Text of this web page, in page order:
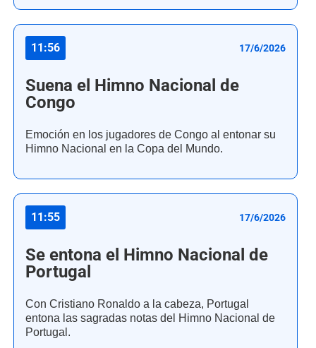
11:56 17/6/2026
Suena el Himno Nacional de
Congo
Emoción en los jugadores de Congo al entonar su
Himno Nacional en la Copa del Mundo.
11:55 17/6/2026
Se entona el Himno Nacional de
Portugal
Con Cristiano Ronaldo a la cabeza, Portugal
entona las sagradas notas del Himno Nacional de
Portugal.